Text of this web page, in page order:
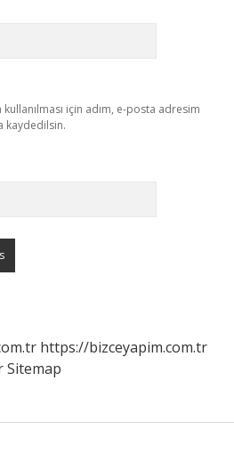
için adım, e-posta adresim
kaydedilsin.
https://bizceyapim.com.tr
Sitemap